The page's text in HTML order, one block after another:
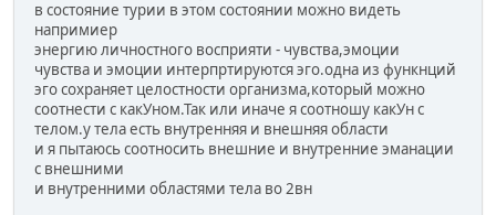
в состояние турии в этом состоянии можно видеть
напримиер
энергию личностного восприяти - чувства,эмоции
чувства и эмоции интерпртируются эго.одна из функнций
эго сохраняет целостности организма,который можно
соотнести с какУном.Так или иначе я соотношу какУн с
телом.у тела есть внутренняя и внешняя области
и я пытаюсь соотносить внешние и внутренние эманации
с внешними
и внутренними областями тела во 2вн